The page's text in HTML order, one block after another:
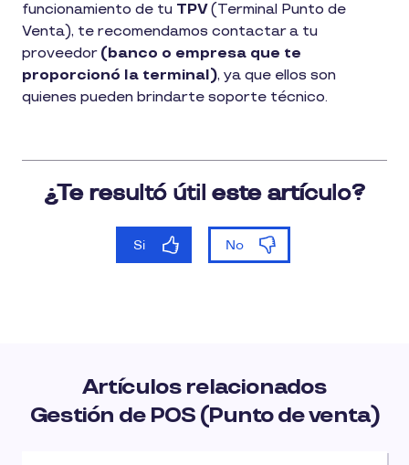
de
lectura
funcionamiento de tu TPV(Terminal Punto de
Venta), te recomendamos contactar a tu
proveedor (banco o empresa que te
proporcionó la terminal), ya que ellos son
quienes pueden brindarte soporte técnico.
Artículos relacionados
Gestión de POS (Punto de venta)